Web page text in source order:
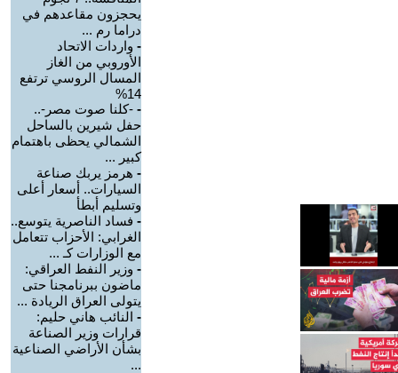
يحجزون مقاعدهم في
دراما رم ...
- واردات الاتحاد
الأوروبي من الغاز
المسال الروسي ترتفع
14%
- -كلنا صوت مصر-..
حفل شيرين بالساحل
الشمالي يحظى باهتمام
كبير ...
- هرمز يربك صناعة
السيارات.. أسعار أعلى
وتسليم أبطأ
- فساد الناصرية يتوسع..
الغرابي: الأحزاب تتعامل
مع الوزارات كـ ...
- وزير النفط العراقي:
ماضون ببرنامجنا حتى
يتولى العراق الريادة ...
- النائب هاني حليم:
قرارات وزير الصناعة
بشأن الأراضي الصناعية
...